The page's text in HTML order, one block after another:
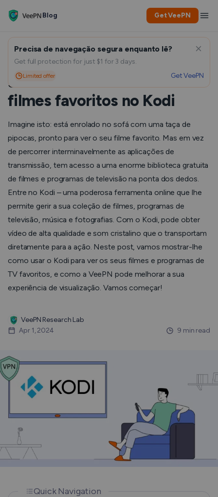
Blog Get VeePN
Desbloquear entretenimento
sem fim: Como ver os seus
filmes favoritos no Kodi
Imagine isto: está enrolado no sofá com uma taça de
pipocas, pronto para ver o seu filme favorito. Mas em vez
de percorrer interminavelmente as aplicações de
transmissão, tem acesso a uma enorme biblioteca gratuita
de filmes e programas de televisão na ponta dos dedos.
Entre no Kodi – uma poderosa ferramenta online que lhe
permite gerir a sua coleção de filmes, programas de
televisão, música e fotografias. Com o Kodi, pode obter
vídeo de alta qualidade e som cristalino que o transportam
diretamente para a ação. Neste post, vamos mostrar-lhe
como usar o Kodi para ver os seus filmes e programas de
TV favoritos, e como a VeePN pode melhorar a sua
experiência de visualização. Vamos começar!
VeePN Research Lab
Apr 1, 2024
9 min read
Quick Navigation
Precisa de navegação segura enquanto lê?
Get full protection for just $1 for 3 days.
Limited offer Get VeePN